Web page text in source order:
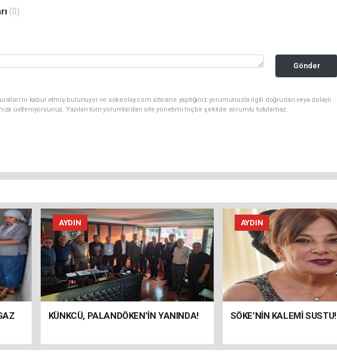
(0)
Gönder
kabul etmiş bulunuyor ve sokeolay.com sitesine yaptığınız yorumunuzla ilgili doğrudan veya dolaylı
üstleniyorsunuz. Yazılan tüm yorumlardan site yönetimi hiçbir şekilde sorumlu tutulamaz.
AYDIN
KÜNKCÜ, PALANDÖKEN’İN YANINDA!
AYDIN
SÖKE’NİN KALEMİ SUSTU!